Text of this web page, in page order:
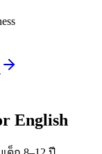
English